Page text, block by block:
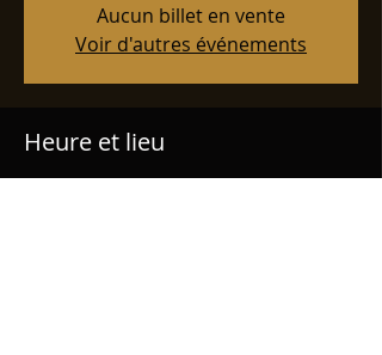
Aucun billet en vente
Voir d'autres événements
Heure et lieu